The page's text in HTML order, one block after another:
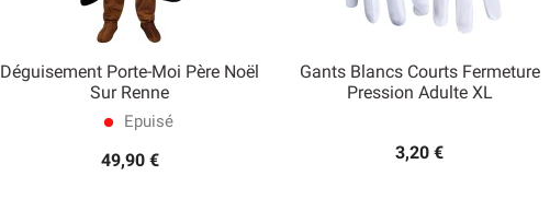
Déguisement Porte-Moi Père Noël
Sur Renne
lens Epuisé
49,90 €
Aperçu rapide
Gants Blancs Courts Fermeture
Pression Adulte XL
3,20 €
Aperçu rapide